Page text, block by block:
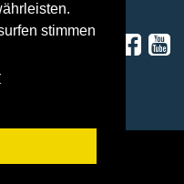
stimmen